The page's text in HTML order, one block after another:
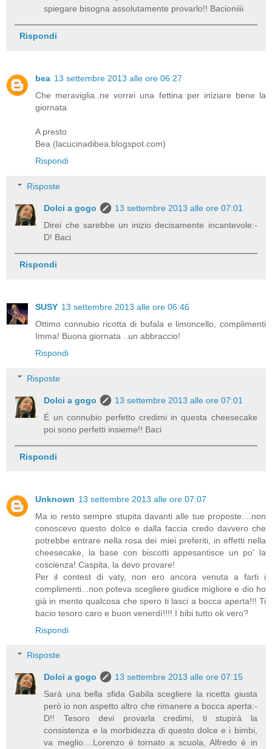
spiegare bisogna assolutamente provarlo!! Bacioniiii
Rispondi
bea 13 settembre 2013 alle ore 06:27
Che meraviglia..ne vorrei una fettina per iniziare bene la
giornata
A presto
Bea (lacucinadibea.blogspot.com)
Rispondi
Risposte
Dolci a gogo
13 settembre 2013 alle ore 07:01
Direi che sarebbe un inizio decisamente incantevole:-
D! Baci
Rispondi
SUSY 13 settembre 2013 alle ore 06:46
Ottimo connubio ricotta di bufala e limoncello, complimenti
Imma! Buona giornata ..un abbraccio!
Rispondi
Risposte
Dolci a gogo
13 settembre 2013 alle ore 07:01
É un connubio perfetto credimi in questa cheesecake
poi sono perfetti insieme!! Baci
Rispondi
Unknown 13 settembre 2013 alle ore 07:07
Ma io resto sempre stupita davanti alle tue proposte....non
conoscevo questo dolce e dalla faccia credo davvero che
potrebbe entrare nella rosa dei miei preferiti, in effetti nella
cheesecake, la base con biscotti appesantisce un po' la
coscienza! Caspita, la devo provare!
Per il contest di vaty, non ero ancora venuta a farti i
complimenti...non poteva scegliere giudice migliore e dio ho
già in mente qualcosa che spero ti lasci a bocca aperta!!! Ti
bacio tesoro caro e buon venerdì!!!! I bibi tutto ok vero?
Rispondi
Risposte
Dolci a gogo
13 settembre 2013 alle ore 07:15
Sarà una bella sfida Gabila scegliere la ricetta giusta
però io non aspetto altro che rimanere a bocca aperta:-
D!! Tesoro devi provarla credimi, ti stupirà la
consistenza e la morbidezza di questo dolce e i bimbi,
va meglio....Lorenzo é tornato a scuola, Alfredo é in